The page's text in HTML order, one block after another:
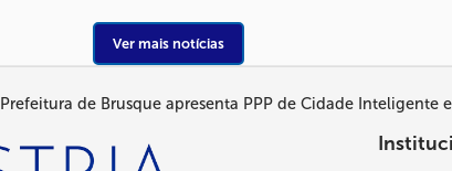
Ver mais notícias
Prefeitura de Brusque apresenta PPP de Cidade Inteligente